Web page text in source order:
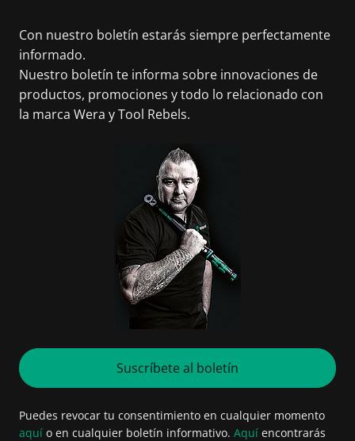
Con nuestro boletín estarás siempre perfectamente
informado.
Nuestro boletín te informa sobre innovaciones de
productos, promociones y todo lo relacionado con
la marca Wera y Tool Rebels.
Suscríbete al boletín
Puedes revocar tu consentimiento en cualquier momento
aquí o en cualquier boletín informativo. Aquí encontrarás